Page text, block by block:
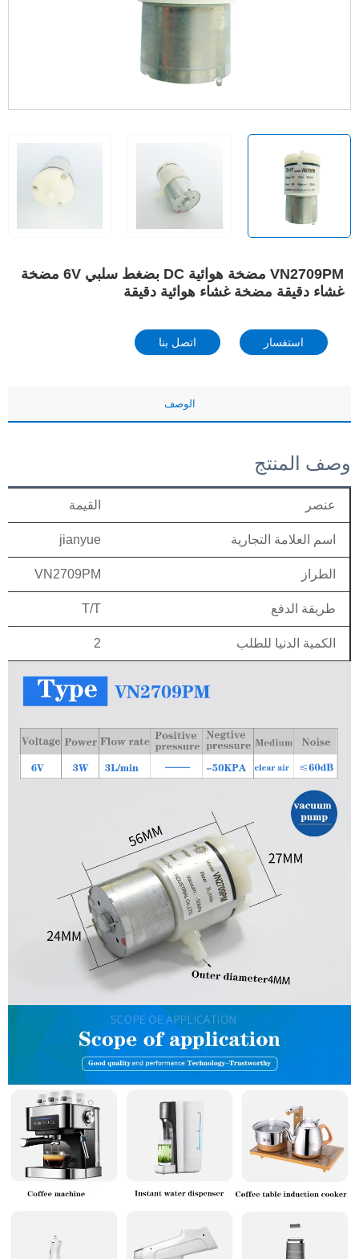
VN2709PM مضخة هوائية DC بضغط سلبي 6V مضخة
غشاء دقيقة مضخة غشاء هوائية دقيقة
استفسار اتصل بنا
الوصف
وصف المنتج
عنصر القيمة
اسم العلامة التجارية jianyue
الطراز VN2709PM
طريقة الدفع T/T
الكمية الدنيا للطلب 2